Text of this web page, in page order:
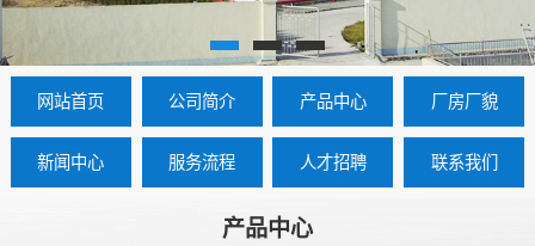
网站首页 公司简介 产品中心 厂房厂貌
新闻中心 服务流程 人才招聘 联系我们
产品中心